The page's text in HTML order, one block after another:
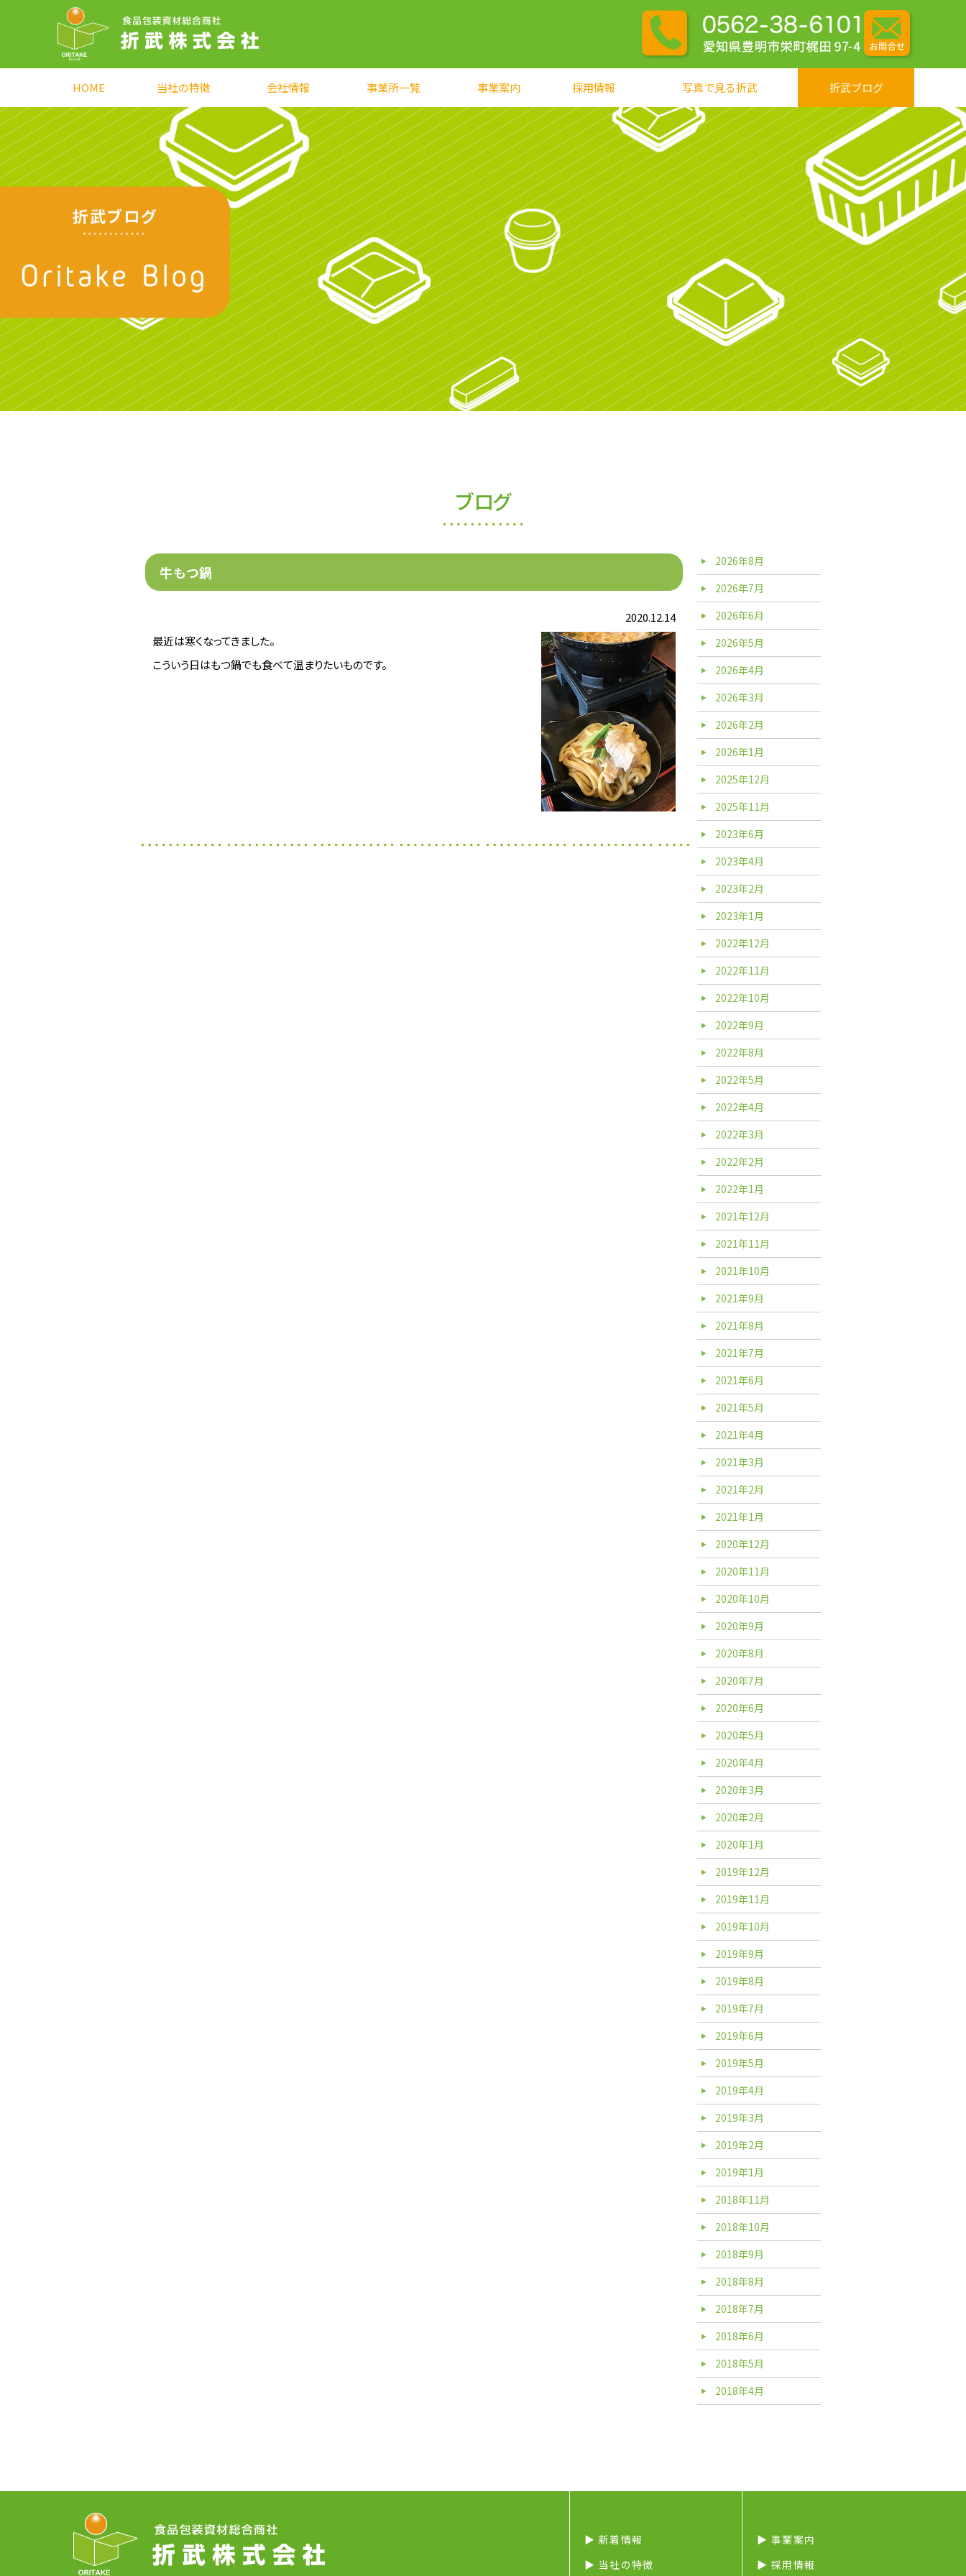
HOME 当社の特徴 会社情報 事業所一覧 事業案内 採用情報 写真で見る折武 折武ブログ
折武ブログ
ブログ
牛もつ鍋
2020.12.14
最近は寒くなってきました。
こういう日はもつ鍋でも食べて温まりたいものです。
2026年8月
2026年7月
2026年6月
2026年5月
2026年4月
2026年3月
2026年2月
2026年1月
2025年12月
2025年11月
2023年6月
2023年4月
2023年2月
2023年1月
2022年12月
2022年11月
2022年10月
2022年9月
2022年8月
2022年5月
2022年4月
2022年3月
2022年2月
2022年1月
2021年12月
2021年11月
2021年10月
2021年9月
2021年8月
2021年7月
2021年6月
2021年5月
2021年4月
2021年3月
2021年2月
2021年1月
2020年12月
2020年11月
2020年10月
2020年9月
2020年8月
2020年7月
2020年6月
2020年5月
2020年4月
2020年3月
2020年2月
2020年1月
2019年12月
2019年11月
2019年10月
2019年9月
2019年8月
2019年7月
2019年6月
2019年5月
2019年4月
2019年3月
2019年2月
2019年1月
2018年11月
2018年10月
2018年9月
2018年8月
2018年7月
2018年6月
2018年5月
2018年4月
▶︎ 新着情報
▶︎ 当社の特徴
▶︎ 事業案内
▶︎ 採用情報